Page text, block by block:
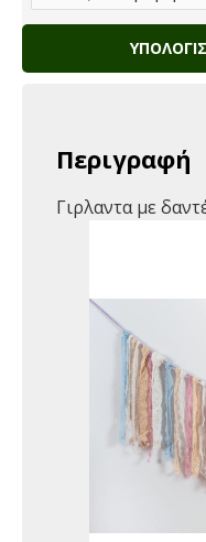
Περιγραφή
Γιρλαντα με